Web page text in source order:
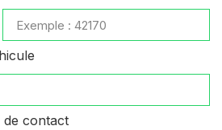
contact